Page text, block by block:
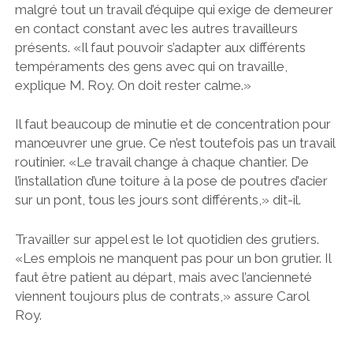
malgré tout un travail d’équipe qui exige de demeurer
en contact constant avec les autres travailleurs
présents. «Il faut pouvoir s’adapter aux différents
tempéraments des gens avec qui on travaille,
explique M. Roy. On doit rester calme.»
Il faut beaucoup de minutie et de concentration pour
manœuvrer une grue. Ce n’est toutefois pas un travail
routinier. «Le travail change à chaque chantier. De
l’installation d’une toiture à la pose de poutres d’acier
sur un pont, tous les jours sont différents,» dit-il.
Travailler sur appel est le lot quotidien des grutiers.
«Les emplois ne manquent pas pour un bon grutier. Il
faut être patient au départ, mais avec l’ancienneté
viennent toujours plus de contrats,» assure Carol
Roy.